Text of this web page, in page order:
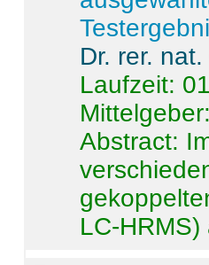
Dr. rer.
Laufzeit:
Abstract:
LC-